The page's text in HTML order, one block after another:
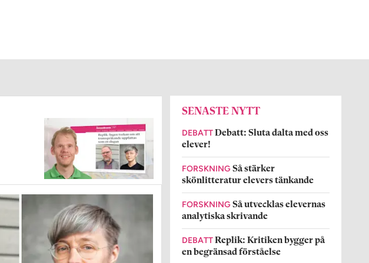
SENASTE NYTT
DEBATT Debatt: Sluta dalta med oss
elever!
FORSKNING Så stärker
skönlitteratur elevers tänkande
FORSKNING Så utvecklas elevernas
analytiska skrivande
DEBATT Replik: Kritiken bygger på
en begränsad förståelse